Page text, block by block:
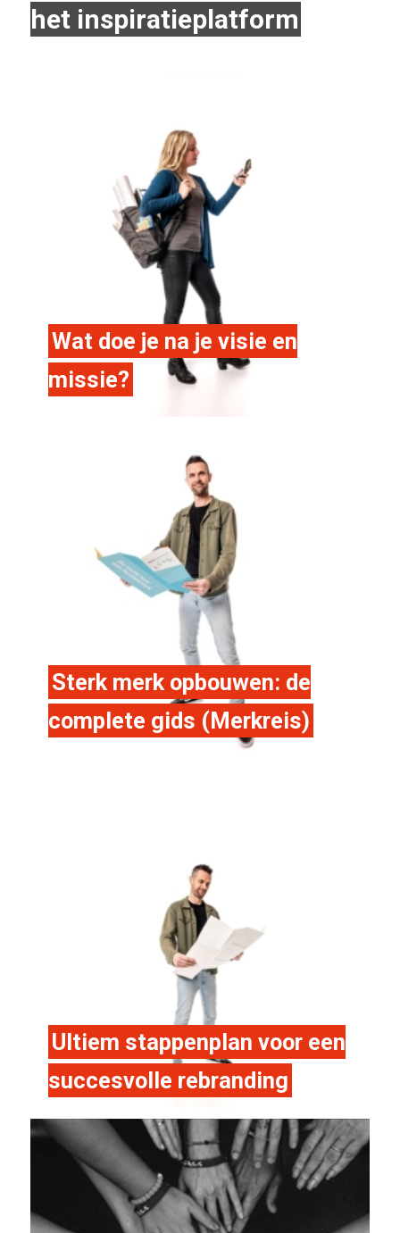
het inspiratieplatform
Wat doe je na je visie en
missie?
Sterk merk opbouwen: de
complete gids (Merkreis)
Ultiem stappenplan voor een
succesvolle rebranding